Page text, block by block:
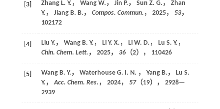
[3]
Zhang L. Y.， Wang W.， Jin P.， Sun Z. G.， Zhan
Y.， Jiang B. B.， Compos. Commun. ， 2025， 53，
102172
[4]
Liu Y.， Wang B. Y.， Li Y. X.， Li W. D.， Lu S. Y.，
Chin. Chem. Lett. ， 2025， 36（2）， 110426
[5]
Wang B. Y.， Waterhouse G. I. N. ， Yang B.， Lu S.
Y.，Acc. Chem. Res. ， 2024， 57（19）， 2928—
2939